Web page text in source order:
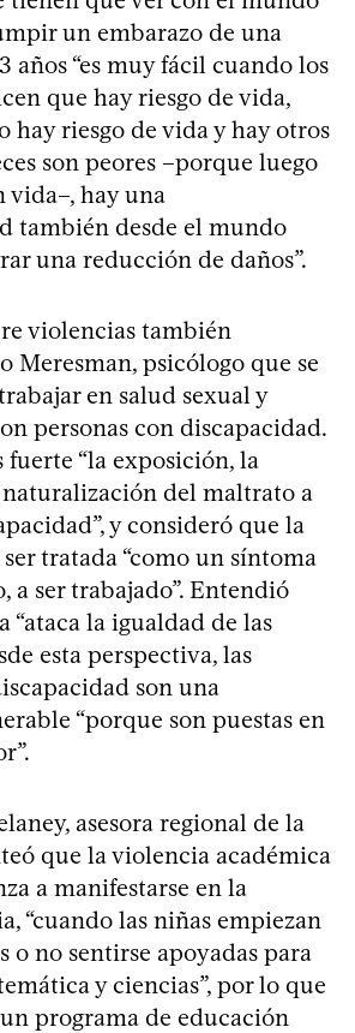
un embarazo de una
años “es muy fácil cuando los
que hay riesgo de vida,
hay riesgo de vida y hay otros
son peores –porque luego
vida–, hay una
también desde el mundo
una reducción de daños”.
violencias también
Meresman, psicólogo que se
en salud sexual y
personas con discapacidad.
fuerte “la exposición, la
del maltrato a
y consideró que la
tratada “como un síntoma
a ser trabajado”. Entendió
“ataca la igualdad de las
esta perspectiva, las
son una
“porque son puestas en
asesora regional de la
que la violencia académica
a manifestarse en la
“cuando las niñas empiezan
o no sentirse apoyadas para
y ciencias”, por lo que
programa de educación